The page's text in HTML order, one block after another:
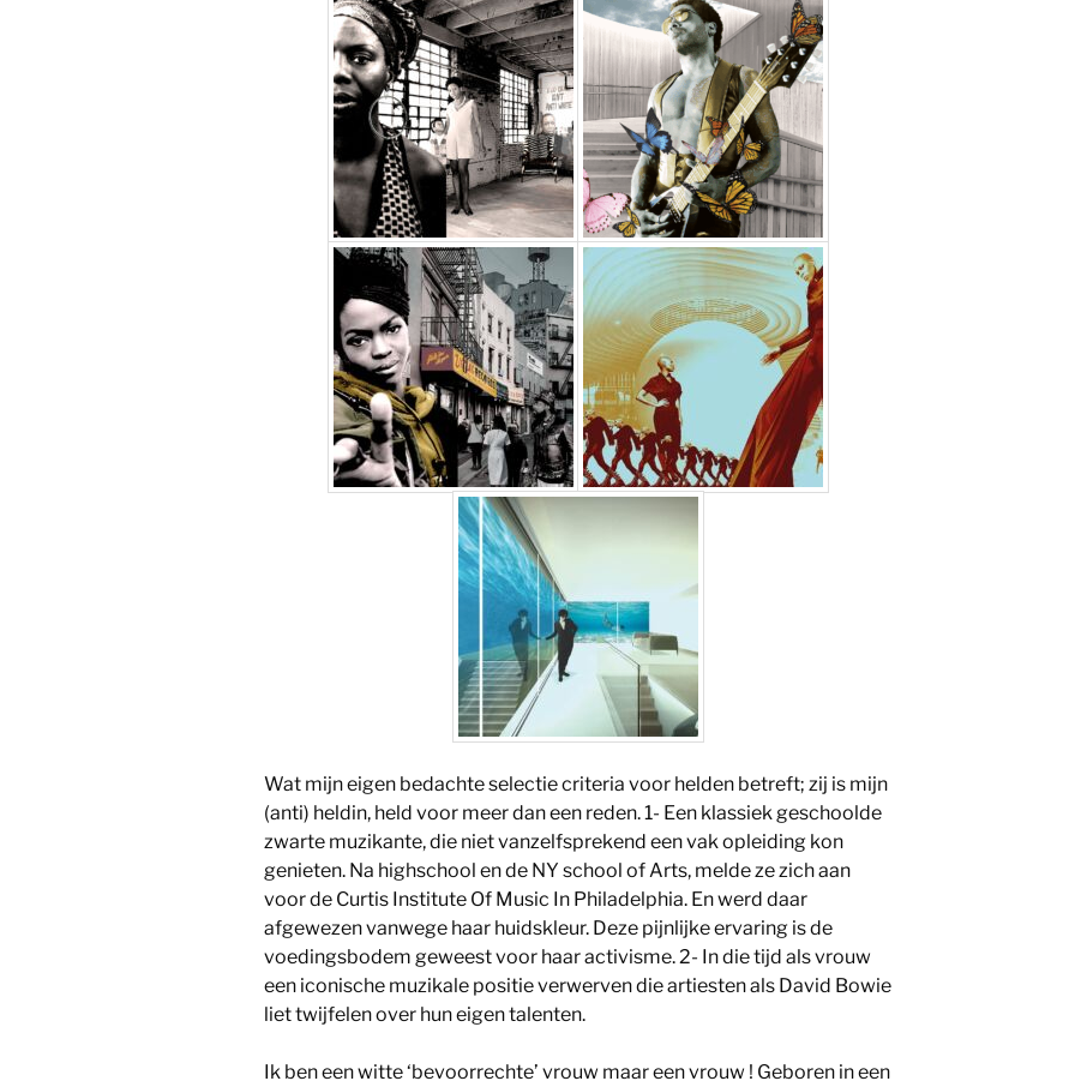
Wat mijn eigen bedachte selectie criteria voor helden betreft; zij is mijn
(anti) heldin, held voor meer dan een reden. 1- Een klassiek geschoolde
zwarte muzikante, die niet vanzelfsprekend een vak opleiding kon
genieten. Na highschool en de NY school of Arts, melde ze zich aan
voor de Curtis Institute Of Music In Philadelphia. En werd daar
afgewezen vanwege haar huidskleur. Deze pijnlijke ervaring is de
voedingsbodem geweest voor haar activisme. 2- In die tijd als vrouw
een iconische muzikale positie verwerven die artiesten als David Bowie
liet twijfelen over hun eigen talenten.
Ik ben een witte ‘bevoorrechte’ vrouw maar een vrouw ! Geboren in een